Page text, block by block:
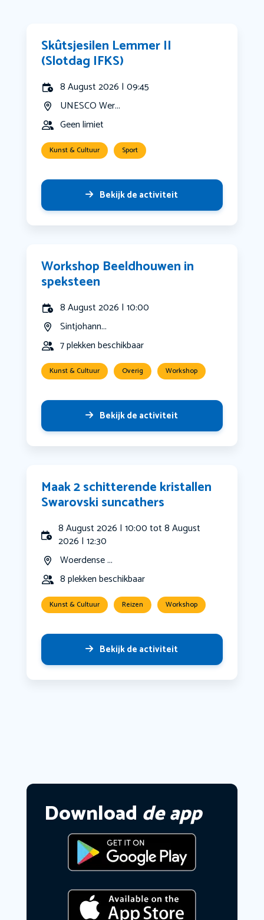
Skûtsjesilen Lemmer II
(Slotdag IFKS)
8 August 2026 | 09:45
UNESCO Wer...
Geen limiet
Kunst & Cultuur Sport
Bekijk de activiteit
Workshop Beeldhouwen in
speksteen
8 August 2026 | 10:00
Sintjohann...
7 plekken beschikbaar
Kunst & Cultuur Overig Workshop
Bekijk de activiteit
Maak 2 schitterende kristallen
Swarovski suncathers
8 August 2026 | 10:00 tot 8 August
2026 | 12:30
Woerdense ...
8 plekken beschikbaar
Kunst & Cultuur Reizen Workshop
Bekijk de activiteit
Download de app